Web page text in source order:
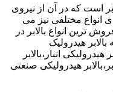
است که در آن از نیروی
انواع مختلفی نیز می
ترین انواع بالابر در
هیدرولیک
انبار،بالابر
هیدرولیکی صنعتی